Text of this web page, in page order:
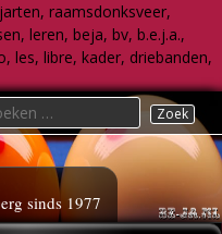
raamsdonksveer,
leren, beja, bv, b.e.j.a.,
les, libre, kader, driebanden,
sinds 1977